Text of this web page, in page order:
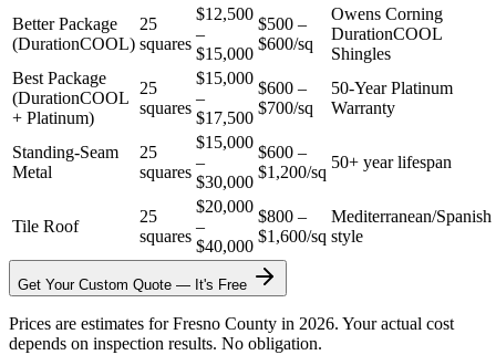
Better Package
(DurationCOOL)
25
squares
$12,500
–
$15,000
$500 –
$600/sq
Owens Corning
DurationCOOL
Shingles
Best Package
(DurationCOOL
+ Platinum)
25
squares
$15,000
–
$17,500
$600 –
$700/sq
50-Year Platinum
Warranty
Standing-Seam
Metal
25
squares
$15,000
–
$30,000
$600 –
$1,200/sq
50+ year lifespan
Tile Roof
25
squares
$20,000
–
$40,000
$800 –
$1,600/sq
Mediterranean/Spanish
style
Get Your Custom Quote — It's Free
Prices are estimates for Fresno County in 2026. Your actual cost
depends on inspection results. No obligation.